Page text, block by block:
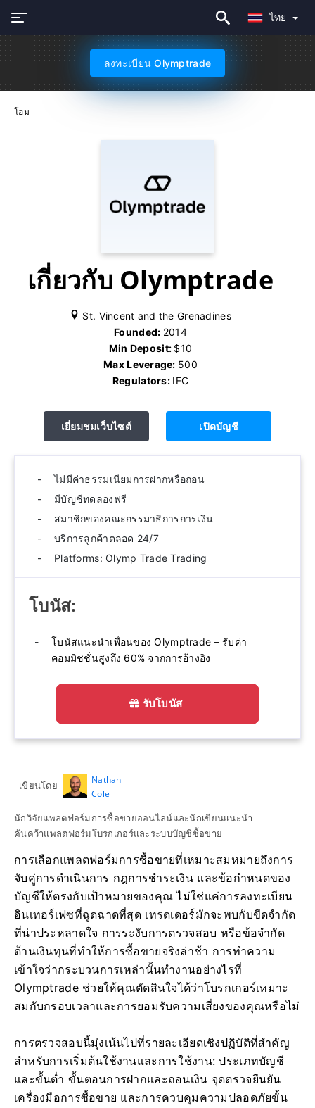
ไทย
ลงทะเบียน Olymptrade
โฮม
เกี่ยวกับ Olymptrade
St. Vincent and the Grenadines
Founded: 2014
Min Deposit: $10
Max Leverage: 500
Regulators: IFC
เยี่ยมชมเว็บไซต์ เปิดบัญชี
ไม่มีค่าธรรมเนียมการฝากหรือถอน
มีบัญชีทดลองฟรี
สมาชิกของคณะกรรมาธิการการเงิน
บริการลูกค้าตลอด 24/7
Platforms: Olymp Trade Trading
โบนัส:
โบนัสแนะนำเพื่อนของ Olymptrade – รับค่า
คอมมิชชั่นสูงถึง 60% จากการอ้างอิง
รับโบนัส
เขียนโดย
Nathan
Cole
นักวิจัยแพลตฟอร์มการซื้อขายออนไลน์และนักเขียนแนะนำ
ค้นคว้าแพลตฟอร์มโบรกเกอร์และระบบบัญชีซื้อขาย
การเลือกแพลตฟอร์มการซื้อขายที่เหมาะสมหมายถึงการ
จับคู่การดำเนินการ กฎการชำระเงิน และข้อกำหนดของ
บัญชีให้ตรงกับเป้าหมายของคุณ ไม่ใช่แค่การลงทะเบียน
อินเทอร์เฟซที่ฉูดฉาดที่สุด เทรดเดอร์มักจะพบกับขีดจำกัด
ที่น่าประหลาดใจ การระงับการตรวจสอบ หรือข้อจำกัด
ด้านเงินทุนที่ทำให้การซื้อขายจริงล่าช้า การทำความ
เข้าใจว่ากระบวนการเหล่านั้นทำงานอย่างไรที่
Olymptrade ช่วยให้คุณตัดสินใจได้ว่าโบรกเกอร์เหมาะ
สมกับกรอบเวลาและการยอมรับความเสี่ยงของคุณหรือไม่
การตรวจสอบนี้มุ่งเน้นไปที่รายละเอียดเชิงปฏิบัติที่สำคัญ
สำหรับการเริ่มต้นใช้งานและการใช้งาน: ประเภทบัญชี
และขั้นต่ำ ขั้นตอนการฝากและถอนเงิน จุดตรวจยืนยัน
เครื่องมือการซื้อขาย และการควบคุมความปลอดภัยขั้น